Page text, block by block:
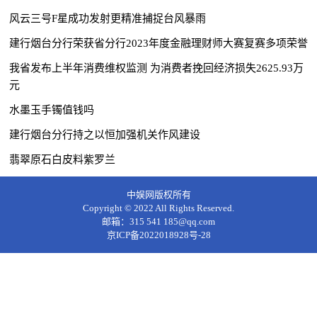
风云三号F星成功发射更精准捕捉台风暴雨
建行烟台分行荣获省分行2023年度金融理财师大赛复赛多项荣誉
我省发布上半年消费维权监测 为消费者挽回经济损失2625.93万
元
水墨玉手镯值钱吗
建行烟台分行持之以恒加强机关作风建设
翡翠原石白皮料紫罗兰
中娱网版权所有
Copyright © 2022 All Rights Reserved.
邮箱：315 541 185@qq.com
京ICP备2022018928号-28